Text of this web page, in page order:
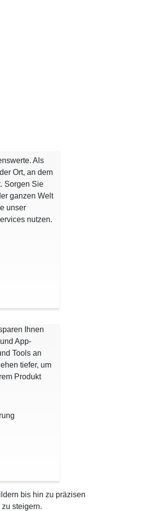
Als
Ort, an dem
Sorgen Sie
ganzen Welt
unser
nutzen.
Ihnen
App-
Tools an
tiefer, um
Produkt
bis hin zu präzisen
steigern.